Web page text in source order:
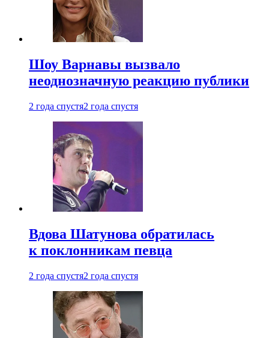
Шоу Варнавы вызвало
неоднозначную реакцию публики
2 года спустя2 года спустя
Вдова Шатунова обратилась
к поклонникам певца
2 года спустя2 года спустя